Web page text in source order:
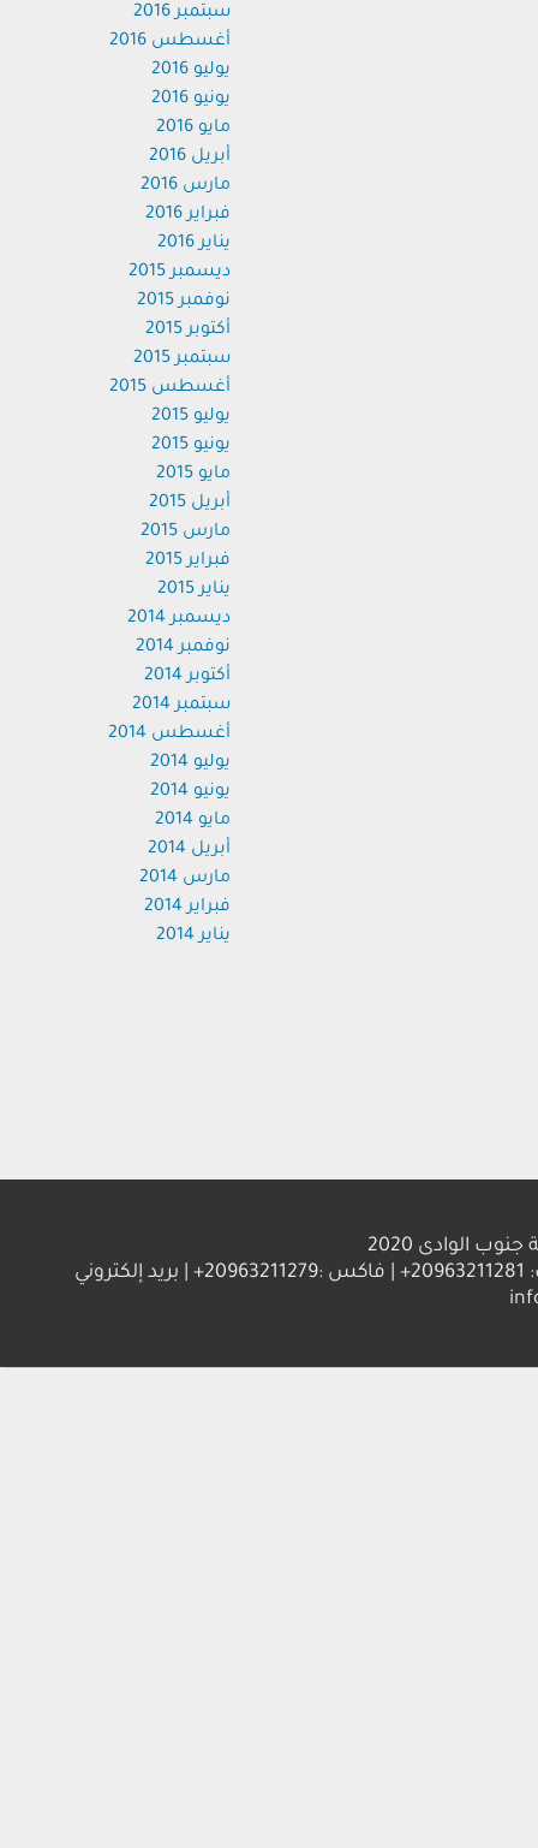
سبتمبر 2016
أغسطس 2016
يوليو 2016
يونيو 2016
مايو 2016
أبريل 2016
مارس 2016
فبراير 2016
يناير 2016
ديسمبر 2015
نوفمبر 2015
أكتوبر 2015
سبتمبر 2015
أغسطس 2015
يوليو 2015
يونيو 2015
مايو 2015
أبريل 2015
مارس 2015
فبراير 2015
يناير 2015
ديسمبر 2014
نوفمبر 2014
أكتوبر 2014
سبتمبر 2014
أغسطس 2014
يوليو 2014
يونيو 2014
مايو 2014
أبريل 2014
مارس 2014
فبراير 2014
يناير 2014
2020
العنوان : جامعة جنوب الوادي 83523 قنا - جمهورية مصر العربية | ت: 20963211281+ | فاكس :20963211279+ | بريد إلكتروني